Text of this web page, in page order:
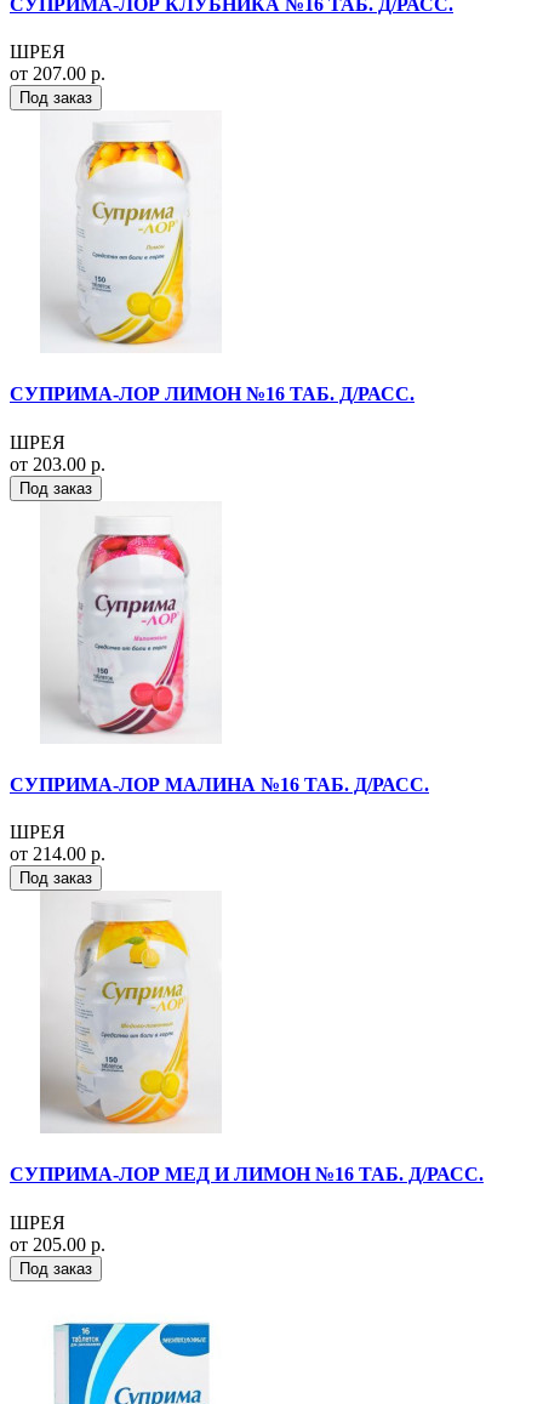
ШРЕЯ
от 207.00 р.
Под заказ
СУПРИМА-ЛОР ЛИМОН №16 ТАБ. Д/РАСС.
ШРЕЯ
от 203.00 р.
Под заказ
СУПРИМА-ЛОР МАЛИНА №16 ТАБ. Д/РАСС.
ШРЕЯ
от 214.00 р.
Под заказ
СУПРИМА-ЛОР МЕД И ЛИМОН №16 ТАБ. Д/РАСС.
ШРЕЯ
от 205.00 р.
Под заказ